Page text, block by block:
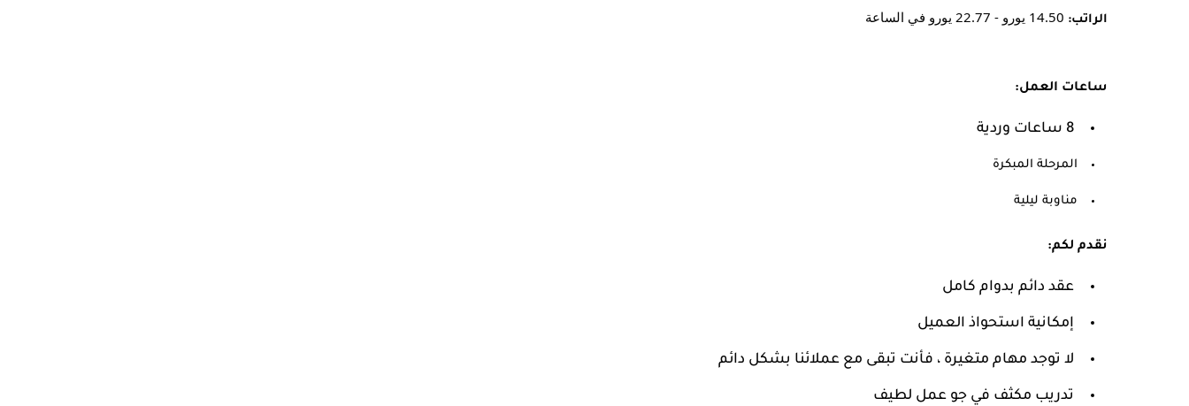
الراتب:
ساعات العمل:
8 ساعات وردية
المرحلة المبكرة
مناوبة ليلية
نقدم لكم:
عقد دائم بدوام كامل
إمكانية استحواذ العميل
لا توجد مهام متغيرة ، فأنت تبقى مع عملائنا بشكل دائم
تدريب مكثف في جو عمل لطيف